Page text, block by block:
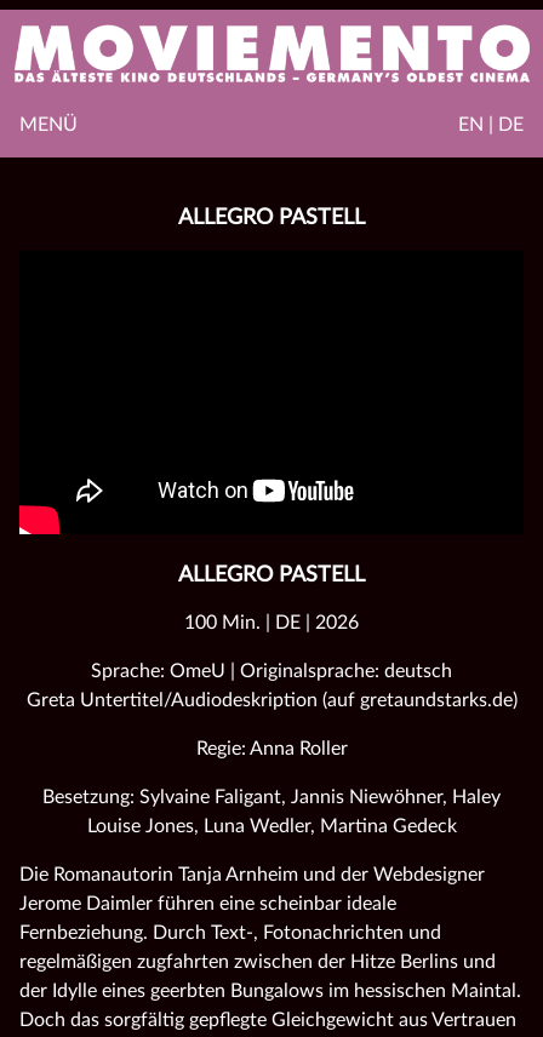
EN | DE
MENÜ
ALLEGRO PASTELL
ALLEGRO PASTELL
100 Min. | DE | 2026
Sprache: OmeU | Originalsprache: deutsch
Greta Untertitel/Audiodeskription (auf gretaundstarks.de)
Regie: Anna Roller
Besetzung: Sylvaine Faligant, Jannis Niewöhner, Haley
Louise Jones, Luna Wedler, Martina Gedeck
Die Romanautorin Tanja Arnheim und der Webdesigner
Jerome Daimler führen eine scheinbar ideale
Fernbeziehung. Durch Text-, Fotonachrichten und
regelmäßigen zugfahrten zwischen der Hitze Berlins und
der Idylle eines geerbten Bungalows im hessischen Maintal.
Doch das sorgfältig gepflegte Gleichgewicht aus Vertrauen